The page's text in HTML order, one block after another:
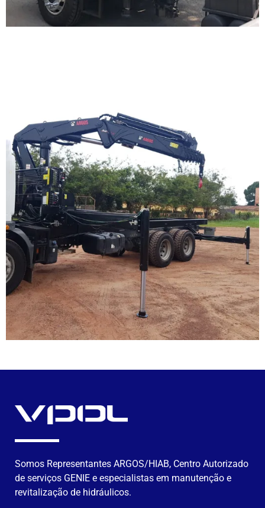
Somos Representantes ARGOS/HIAB, Centro Autorizado
de serviços GENIE e especialistas em manutenção e
revitalização de hidráulicos.